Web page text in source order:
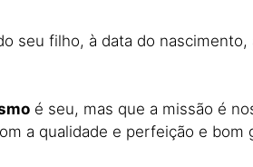
seu filho, à data do
é seu, mas que a missão é
a qualidade e perfeição e bom